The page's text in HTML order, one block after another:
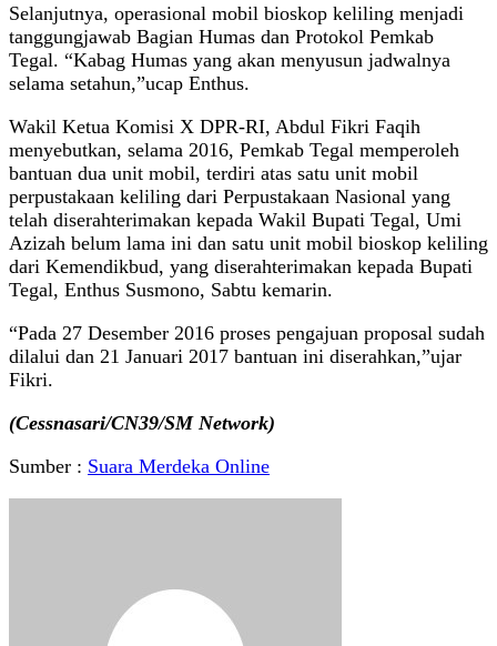
Selanjutnya, operasional mobil bioskop keliling menjadi
tanggungjawab Bagian Humas dan Protokol Pemkab
Tegal. “Kabag Humas yang akan menyusun jadwalnya
selama setahun,”ucap Enthus.
Wakil Ketua Komisi X DPR-RI, Abdul Fikri Faqih
menyebutkan, selama 2016, Pemkab Tegal memperoleh
bantuan dua unit mobil, terdiri atas satu unit mobil
perpustakaan keliling dari Perpustakaan Nasional yang
telah diserahterimakan kepada Wakil Bupati Tegal, Umi
Azizah belum lama ini dan satu unit mobil bioskop keliling
dari Kemendikbud, yang diserahterimakan kepada Bupati
Tegal, Enthus Susmono, Sabtu kemarin.
“Pada 27 Desember 2016 proses pengajuan proposal sudah
dilalui dan 21 Januari 2017 bantuan ini diserahkan,”ujar
Fikri.
(Cessnasari/CN39/SM Network)
Sumber : Suara Merdeka Online